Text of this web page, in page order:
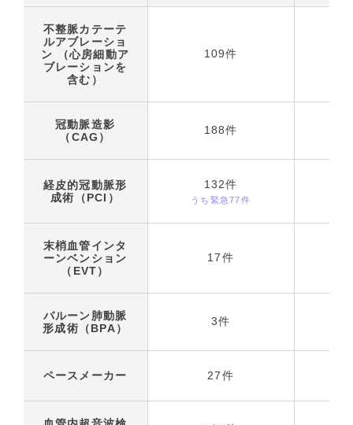
不整脈カテーテ
ルアブレーショ
ン （心房細動ア
ブレーションを
含む）
109件
冠動脈造影
（CAG）
188件
経皮的冠動脈形
成術（PCI）
132件
うち緊急77件
末梢血管インタ
ーンベンション
（EVT）
17件
バルーン肺動脈
形成術（BPA）
3件
ペースメーカー 27件